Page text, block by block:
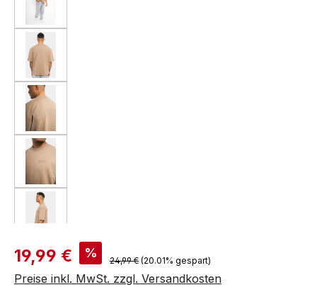
Verkaufspreis:
19,99 € % Regulärer Preis:
24,99 € (20.01% gespart)
Preise inkl. MwSt. zzgl. Versandkosten